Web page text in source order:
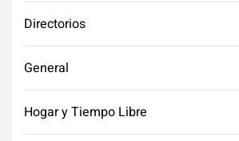
Directorios
General
Hogar y Tiempo Libre